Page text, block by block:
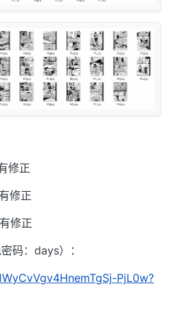
修正
修正
修正
码：days）：
PjL0w?